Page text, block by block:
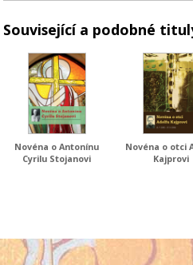
Související a podobné
Novéna o Antonínu
Cyrilu Stojanovi
Novéna o otci
Kajprovi